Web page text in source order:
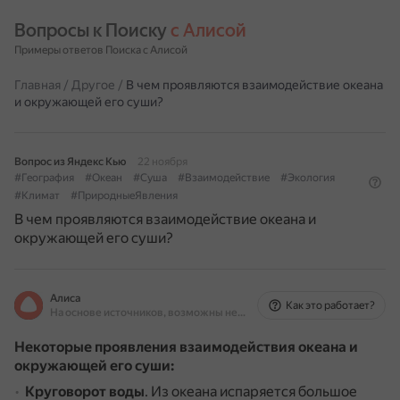
Вопросы к Поиску с Алисой
Примеры ответов Поиска с Алисой
Главная / Другое / В чем проявляются взаимодействие океана
и окружающей его суши?
Вопрос из Яндекс Кью
22 ноября
#География
#Океан #Суша #Взаимодействие
#Экология
#Климат
#ПриродныеЯвления
В чем проявляются взаимодействие океана и
окружающей его суши?
Алиса
На основе источников, возможны неточности
Как это работает?
Некоторые проявления взаимодействия океана и
окружающей его суши:
Круговорот воды. Из океана испаряется большое